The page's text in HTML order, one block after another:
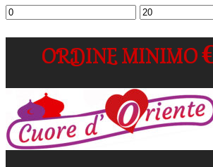
Prezzo
Prezzo
ORDINE MINIMO